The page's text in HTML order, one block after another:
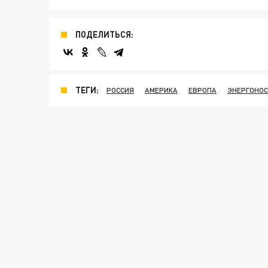
ПОДЕЛИТЬСЯ:
ТЕГИ: РОССИЯ АМЕРИКА ЕВРОПА